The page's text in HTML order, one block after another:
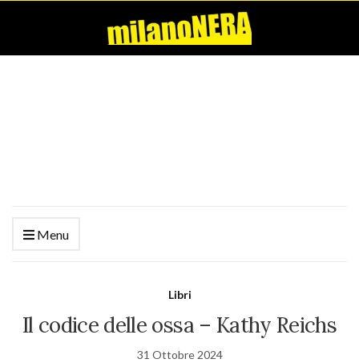
Menu
Libri
Il codice delle ossa – Kathy Reichs
31 Ottobre 2024